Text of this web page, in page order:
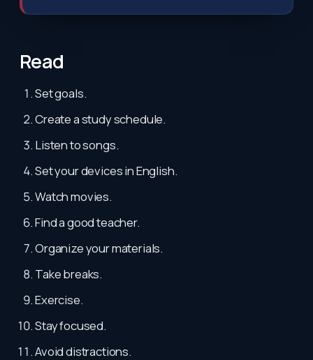
Read
Set goals.
Create a study schedule.
Listen to songs.
Set your devices in English.
Watch movies.
Find a good teacher.
Organize your materials.
Take breaks.
Exercise.
Stay focused.
Avoid distractions.